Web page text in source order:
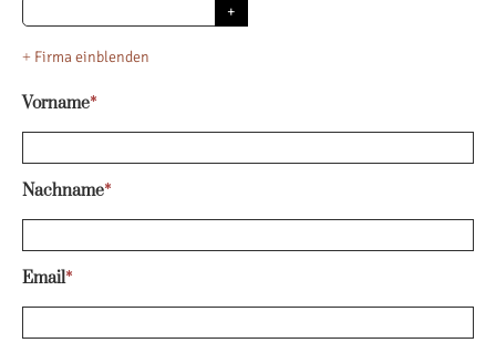
+ Firma einblenden
Vorname*
Nachname*
Email*